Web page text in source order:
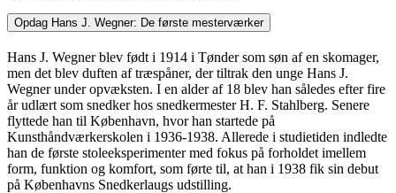
Opdag Hans J. Wegner: De første mesterværker
Hans J. Wegner blev født i 1914 i Tønder som søn af en skomager,
men det blev duften af træspåner, der tiltrak den unge Hans J.
Wegner under opvæksten. I en alder af 18 blev han således efter fire
år udlært som snedker hos snedkermester H. F. Stahlberg. Senere
flyttede han til København, hvor han startede på
Kunsthåndværkerskolen i 1936-1938. Allerede i studietiden indledte
han de første stoleeksperimenter med fokus på forholdet imellem
form, funktion og komfort, som førte til, at han i 1938 fik sin debut
på Københavns Snedkerlaugs udstilling.